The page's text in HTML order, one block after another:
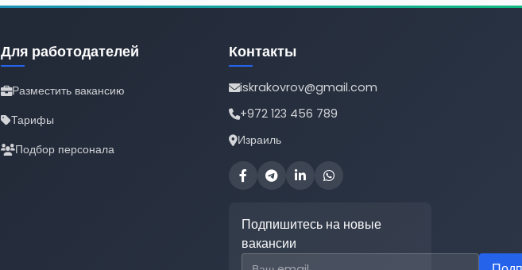
Для работодателей
Разместить вакансию
Тарифы
Подбор персонала
Контакты
iskrakovrov@gmail.com
+972 123 456 789
Израиль
Подпишитесь на новые
вакансии
Email для подписки